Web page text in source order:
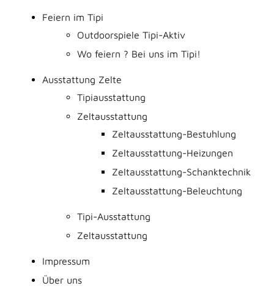
Feiern im Tipi
Outdoorspiele Tipi-Aktiv
Wo feiern ? Bei uns im Tipi!
Ausstattung Zelte
Tipiausstattung
Zeltausstattung
Zeltausstattung-Bestuhlung
Zeltausstattung-Heizungen
Zeltausstattung-Schanktechnik
Zeltausstattung-Beleuchtung
Tipi-Ausstattung
Zeltausstattung
Impressum
Über uns